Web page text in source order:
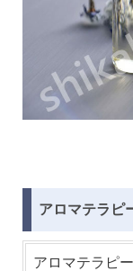
アロマテラピ
アロマテラピ